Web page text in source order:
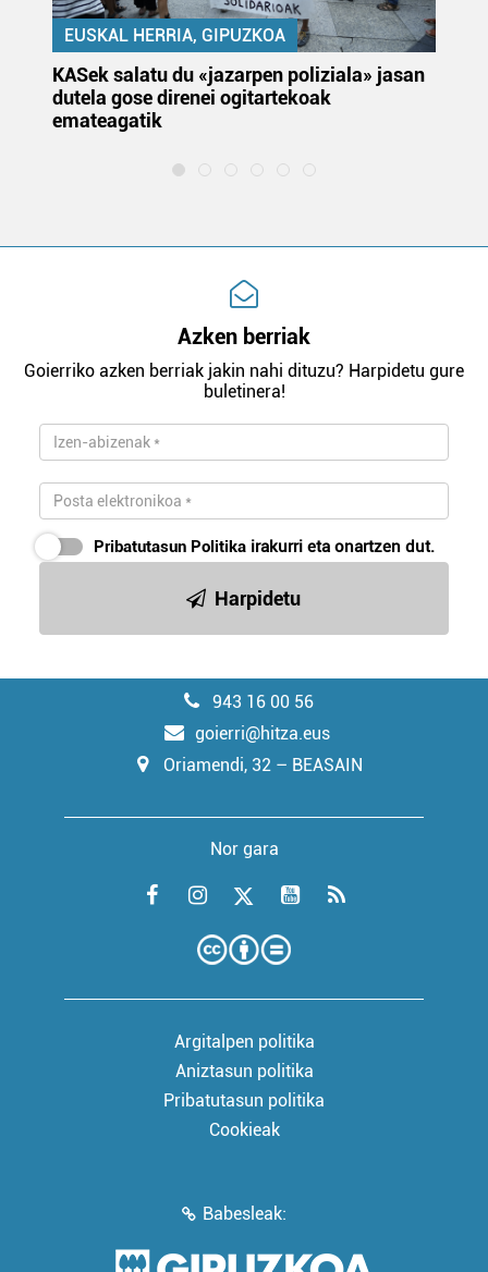
EUSKAL HERRIA, GIPUZKOA
KASek salatu du «jazarpen poliziala» jasan
dutela gose direnei ogitartekoak
emateagatik
Azken berriak
Goierriko azken berriak jakin nahi dituzu? Harpidetu gure
buletinera!
Pribatutasun Politika irakurri eta onartzen dut.
Harpidetu
943 16 00 56
goierri@hitza.eus
Oriamendi, 32 – BEASAIN
Nor gara
Argitalpen politika
Aniztasun politika
Pribatutasun politika
Cookieak
Babesleak: